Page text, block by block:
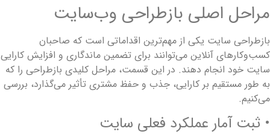
مراحل اصلی بازطراحی وب‌سایت
بازطراحی سایت یکی از مهم‌ترین اقداماتی است که صاحبان
کسب‌وکارهای آنلاین می‌توانند برای تضمین ماندگاری و افزایش کارایی
سایت خود انجام دهند. در این قسمت، مراحل کلیدی بازطراحی را که
به طور مستقیم بر کارایی، جذب و حفظ مشتری تأثیر می‌گذارد، بررسی
می‌کنیم.
• ثبت آمار عملکرد فعلی سایت